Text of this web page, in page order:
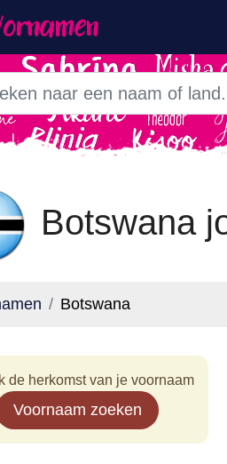
Botswana
Botswana
de herkomst van je voornaam
Voornaam zoeken